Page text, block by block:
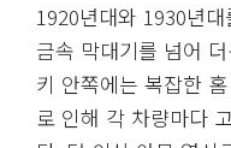
1920년대와 1930년
금속 막대기를 넘어
키 안쪽에는 복잡한
로 인해 각 차량마다